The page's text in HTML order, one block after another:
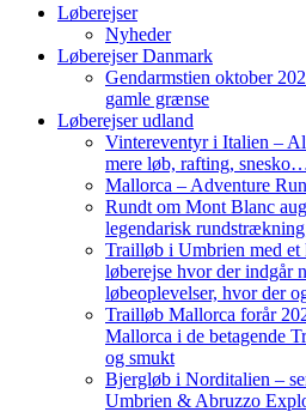
Løberejser
Nyheder
Løberejser Danmark
Gendarmstien oktober
gamle grænse
Løberejser udland
Vintereventyr i Italien –
mere løb, rafting,
Mallorca – Adventure
Rundt om Mont Blanc
legendarisk
Trailløb i Umbrien med
løberejse hvor der indgår
løbeoplevelser, hvor der
Trailløb Mallorca forår
Mallorca i de betagende
og smukt
Bjergløb i Norditalien –
Umbrien & Abruzzo